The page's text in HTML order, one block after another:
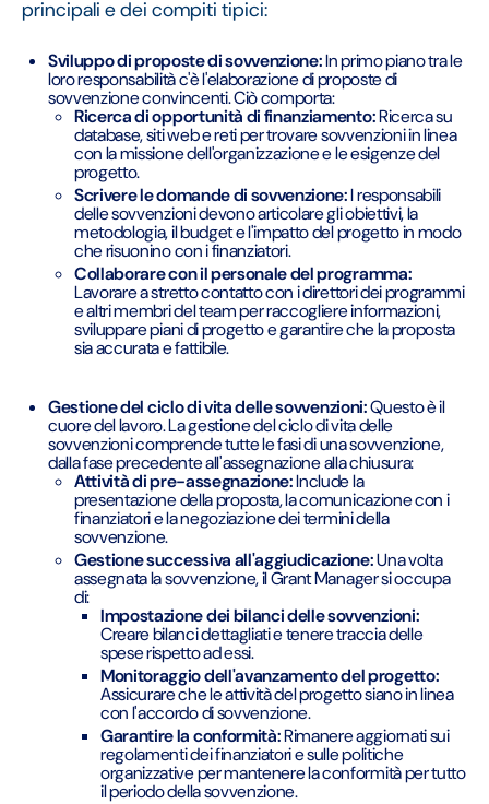
principali e dei compiti tipici:
Sviluppo di proposte di sovvenzione:In primo piano tra le
loro responsabilità c'è l'elaborazione di proposte di
sovvenzione convincenti. Ciò comporta:
Ricerca di opportunità di finanziamento:Ricerca su
database, siti web e reti per trovare sovvenzioni in linea
con la missione dell'organizzazione e le esigenze del
progetto.
Scrivere le domande di sovvenzione:I responsabili
delle sovvenzioni devono articolare gli obiettivi, la
metodologia, il budget e l'impatto del progetto in modo
che risuonino con i finanziatori.
Collaborare con il personale del programma:
Lavorare a stretto contatto con i direttori dei programmi
e altri membri del team per raccogliere informazioni,
sviluppare piani di progetto e garantire che la proposta
sia accurata e fattibile.
Gestione del ciclo di vita delle sovvenzioni:Questo è il
cuore del lavoro. La gestione del ciclo di vita delle
sovvenzioni comprende tutte le fasi di una sovvenzione,
dalla fase precedente all'assegnazione alla chiusura:
Attività di pre-assegnazione:Include la
presentazione della proposta, la comunicazione con i
finanziatori e la negoziazione dei termini della
sovvenzione.
Gestione successiva all'aggiudicazione:Una volta
assegnata la sovvenzione, il Grant Manager si occupa
di:
Impostazione dei bilanci delle sovvenzioni:
Creare bilanci dettagliati e tenere traccia delle
spese rispetto ad essi.
Monitoraggio dell'avanzamento del progetto:
Assicurare che le attività del progetto siano in linea
con l'accordo di sovvenzione.
Garantire la conformità:Rimanere aggiornati sui
regolamenti dei finanziatori e sulle politiche
organizzative per mantenere la conformità per tutto
il periodo della sovvenzione.